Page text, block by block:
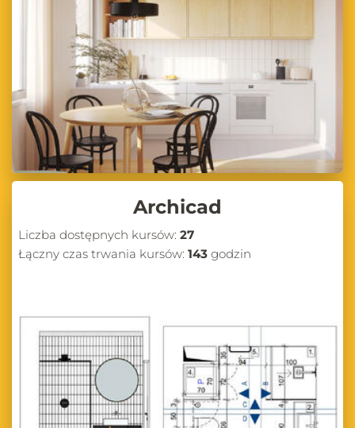
Archicad
Liczba dostępnych kursów: 27
Łączny czas trwania kursów: 143 godzin